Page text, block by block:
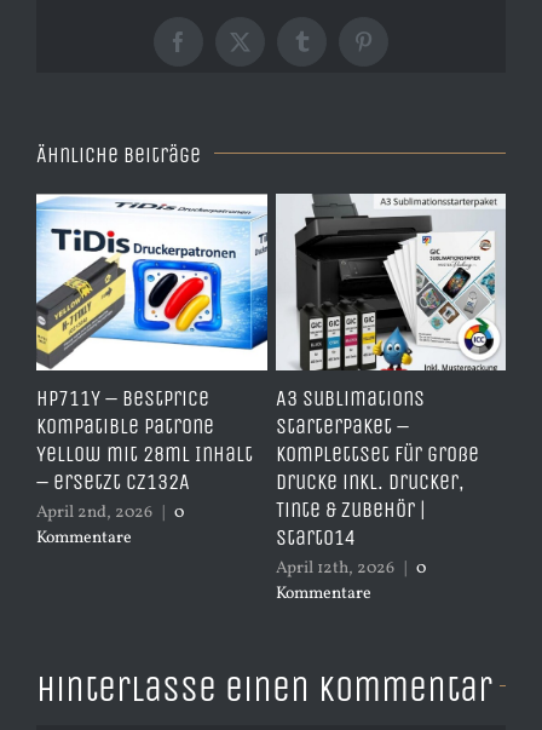
Facebook
X TumblrPinterest
Ähnliche Beiträge
HP711Y – BestPrice
Kompatible Patrone
Yellow mit 28ml Inhalt
– ersetzt CZ132A
April 2nd, 2026 | 0
Kommentare
A3 Sublimations
Starterpaket –
Komplettset für große
Drucke inkl. Drucker,
Tinte & Zubehör |
Start014
April 12th, 2026 | 0
Kommentare
Hinterlasse einen Kommentar